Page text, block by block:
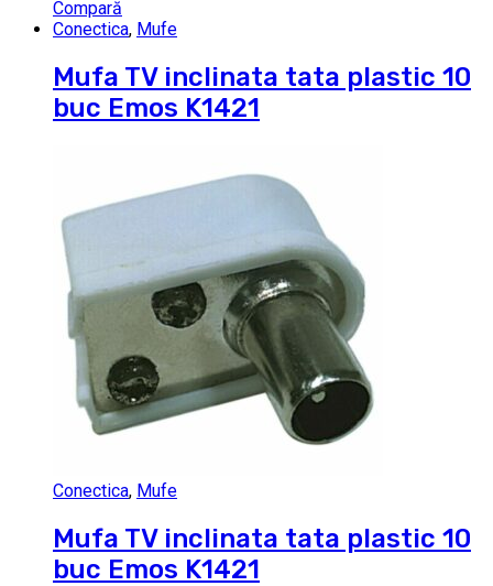
Compară
Conectica, Mufe
Mufa TV inclinata tata plastic 10
buc Emos K1421
Conectica, Mufe
Mufa TV inclinata tata plastic 10
buc Emos K1421